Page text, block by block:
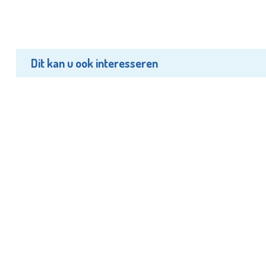
Dit kan u ook interesseren